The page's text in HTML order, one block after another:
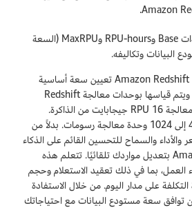
يمكنك اختياريًا استخدام إعدادات Base وRPU-hours وMaxRPU (السعة
البيانات وتكاليفه.
أساسي - يتيح لك Amazon Redshift Serverless تعيين سعة أساسية
لمستودع البيانات الخاص بك، ويتم قياسها بوحدات معالجة Redshift
(RPUs)، حيث توفر كل وحدة معالجة RPU 16 جيجابايت من الذاكرة.
يمكنك ضبط هذه السعة من 4 إلى 1024 وحدة معالجة رسومات. بدلاً من
والسماح للتحسين القائم على الذكاء
الاصطناعي في Amazon Redshift بتعديل مواردك تلقائيًا. تتعلم هذه
بما في ذلك تعقيد الاستعلام وحجم
التكلفة على مدار اليوم. من خلال الاستفادة
سعة مستودع البيانات مع احتياجاتك